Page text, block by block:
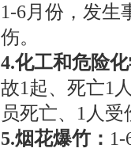
1-6月份，发生
伤。
4.化工和危险
故1起、死亡1
员死亡、1人受
5.烟花爆竹：